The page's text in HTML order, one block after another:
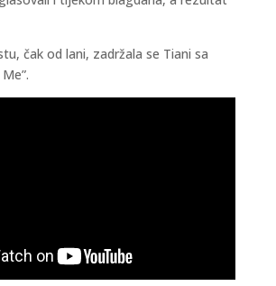
čak od lani, zadržala se Tiani sa